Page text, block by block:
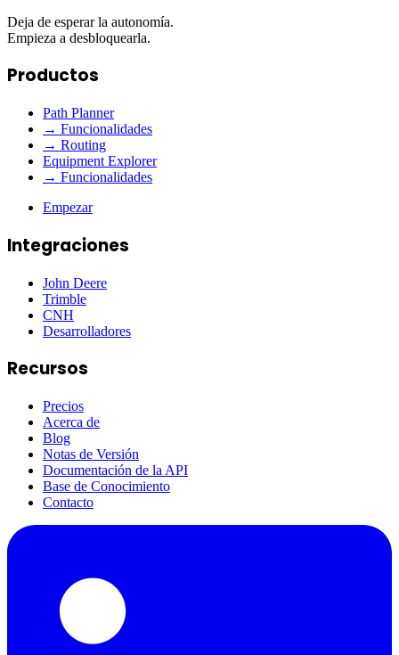
Deja de esperar la autonomía.
Empieza a desbloquearla.
Productos
Path Planner
→ Funcionalidades
→ Routing
Equipment Explorer
→ Funcionalidades
Empezar
Integraciones
John Deere
Trimble
CNH
Desarrolladores
Recursos
Precios
Acerca de
Blog
Notas de Versión
Documentación de la API
Base de Conocimiento
Contacto